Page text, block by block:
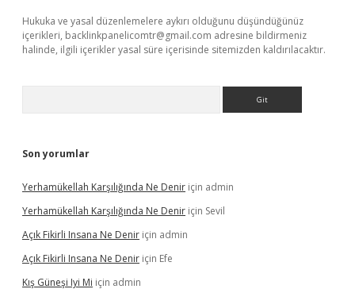
Hukuka ve yasal düzenlemelere aykırı olduğunu düşündüğünüz
içerikleri, backlinkpanelicomtr@gmail.com adresine bildirmeniz
halinde, ilgili içerikler yasal süre içerisinde sitemizden kaldırılacaktır.
Son yorumlar
Yerhamükellah Karşılığında Ne Denir için admin
Yerhamükellah Karşılığında Ne Denir için Sevil
Açık Fikirli Insana Ne Denir için admin
Açık Fikirli Insana Ne Denir için Efe
Kış Güneşi Iyi Mi için admin